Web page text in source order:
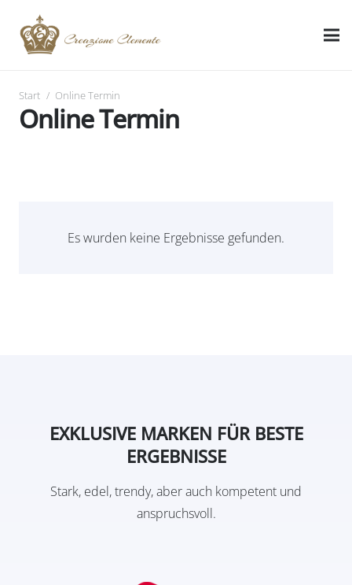
Start / Online Termin
Online Termin
Es wurden keine Ergebnisse gefunden.
EXKLUSIVE MARKEN FÜR BESTE
ERGEBNISSE
Stark, edel, trendy, aber auch kompetent und
anspruchsvoll.